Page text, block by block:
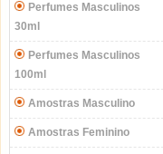
Perfumes Masculinos
30ml
Perfumes Masculinos
100ml
Amostras Masculino
Amostras Feminino